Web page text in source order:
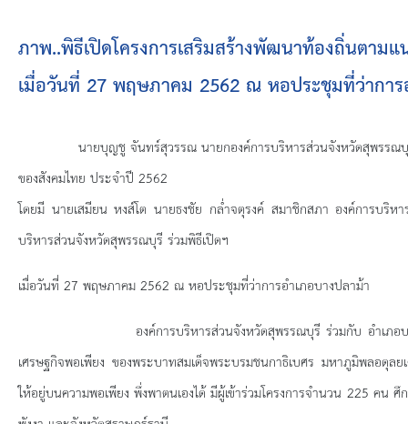
โครงสร้างการแบ่งส่วนราชการ
วิสัยทัศน์
ยุทธศาสตร์การพัฒนา
ประวัตินายก
รายการ อบจ.สัมพันธ์
กิจกรรม
ข่าวประชาสัมพันธ์
ประกาศจัดซื้อ-จัดจ้าง
ภาพ..พิธีเปิดโครงการเสริมสร้างพัฒนาท้องถิ่นตาม
เมื่อวันที่ 27 พฤษภาคม 2562 ณ หอประชุมที่ว่าการ
นายบุญชู จันทร์สุวรรณ นายกองค์การบริหารส่วนจังหวัดสุพรรณบุรี เป็
ของสังคมไทย ประจำปี 2562
โดยมี นายเสมียน หงส์โต นายธงชัย กล่ำจตุรงค์ สมาชิกสภา องค์การบริ
บริหารส่วนจังหวัดสุพรรณบุรี ร่วมพิธีเปิดฯ
เมื่อวันที่ 27 พฤษภาคม 2562 ณ หอประชุมที่ว่าการอำเภอบางปลาม้า
องค์การบริหารส่วนจังหวัดสุพรรณบุรี ร่วมกับ อำเภอบางปลาม้
เศรษฐกิจพอเพียง ของพระบาทสมเด็จพระบรมชนกาธิเบศร มหาภูมิพลอดุ
ให้อยู่บนความพอเพียง พึ่งพาตนเองได้ มีผู้เข้าร่วมโครงการจำนวน 225 ค